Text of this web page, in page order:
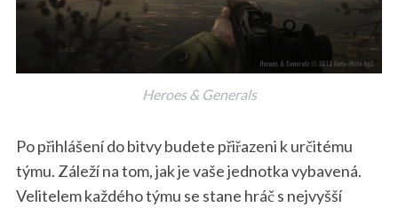
Heroes & Generals
Po přihlášení do bitvy budete přiřazeni k určitému
týmu. Záleží na tom, jak je vaše jednotka vybavená.
Velitelem každého týmu se stane hráč s nejvyšší